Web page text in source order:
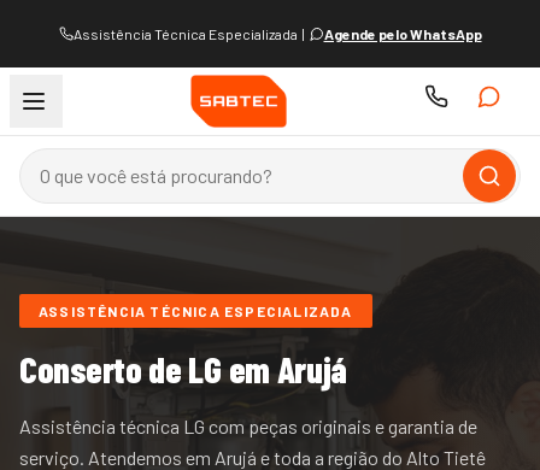
Assistência Técnica Especializada | Agende pelo WhatsApp
ASSISTÊNCIA TÉCNICA ESPECIALIZADA
Conserto deLGem Arujá
Assistência técnica LG com peças originais e garantia de
serviço. Atendemos em Arujá etoda a região do Alto Tietê